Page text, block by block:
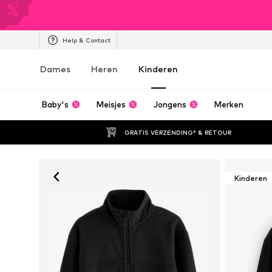
Help & Contact
Dames Heren Kinderen
Baby's Meisjes Jongens Merken
GRATIS VERZENDING* & RETOUR
Kinderen